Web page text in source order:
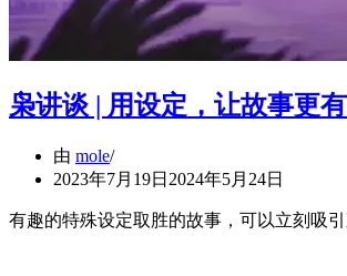
枭讲谈 | 用设定，让故事更
由 mole
2023年7月19日 2024年5月24日
有趣的特殊设定取胜的故事，可以立刻吸引